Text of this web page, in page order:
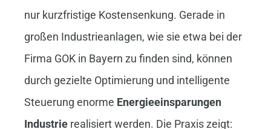
nur kurzfristige Kostensenkung. Gerade in
großen Industrieanlagen, wie sie etwa bei der
Firma GOK in Bayern zu finden sind, können
durch gezielte Optimierung und intelligente
Steuerung enorme Energieeinsparungen
Industrierealisiert werden. Die Praxis zeigt: